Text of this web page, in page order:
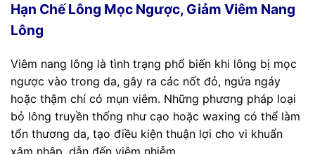
Hạn Chế Lông Mọc Ngược, Giảm Viêm Nang
Lông
Viêm nang lông là tình trạng phổ biến khi lông bị mọc
ngược vào trong da, gây ra các nốt đỏ, ngứa ngáy
hoặc thậm chí có mụn viêm. Những phương pháp loại
bỏ lông truyền thống như cạo hoặc waxing có thể làm
tổn thương da, tạo điều kiện thuận lợi cho vi khuẩn
xâm nhập, dẫn đến viêm nhiễm.